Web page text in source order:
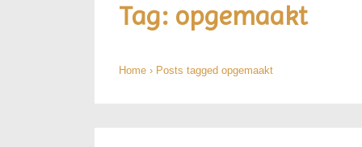
Tag: opgemaakt
Home › Posts tagged opgemaakt